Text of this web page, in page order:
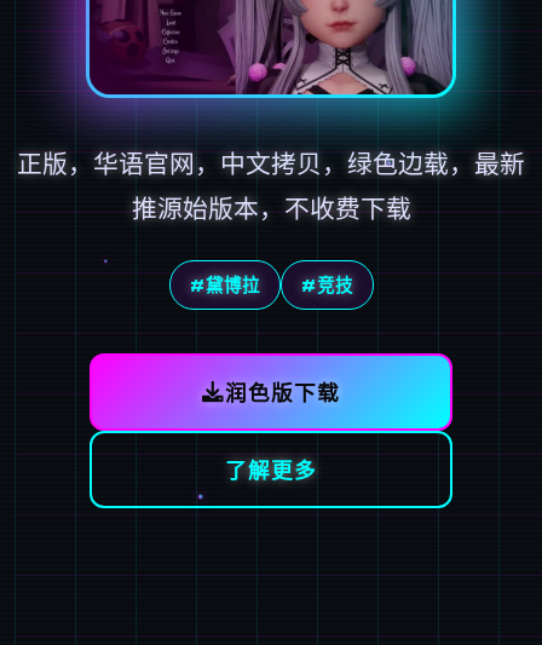
正版，华语官网，中文拷贝，绿色边载，最新
推源始版本，不收费下载
#黛博拉 #竞技
润色版下载
了解更多